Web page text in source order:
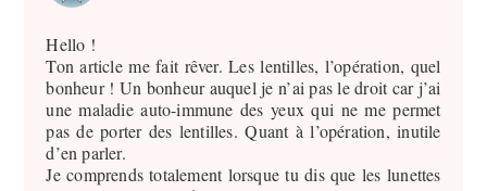
Hello !
Ton article me fait rêver. Les lentilles, l’opération, quel
bonheur ! Un bonheur auquel je n’ai pas le droit car j’ai
une maladie auto-immune des yeux qui ne me permet
pas de porter des lentilles. Quant à l’opération, inutile
d’en parler.
Je comprends totalement lorsque tu dis que les lunettes